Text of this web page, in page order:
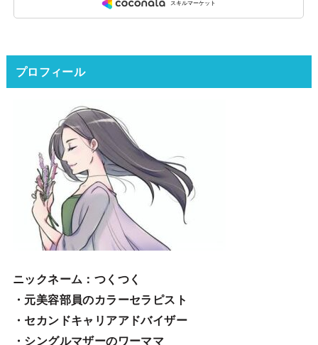
プロフィール
ニックネーム ：つくつく
・元美容部員のカラーセラピスト
・セカンドキャリアアドバイザー
・シングルマザーのワーママ